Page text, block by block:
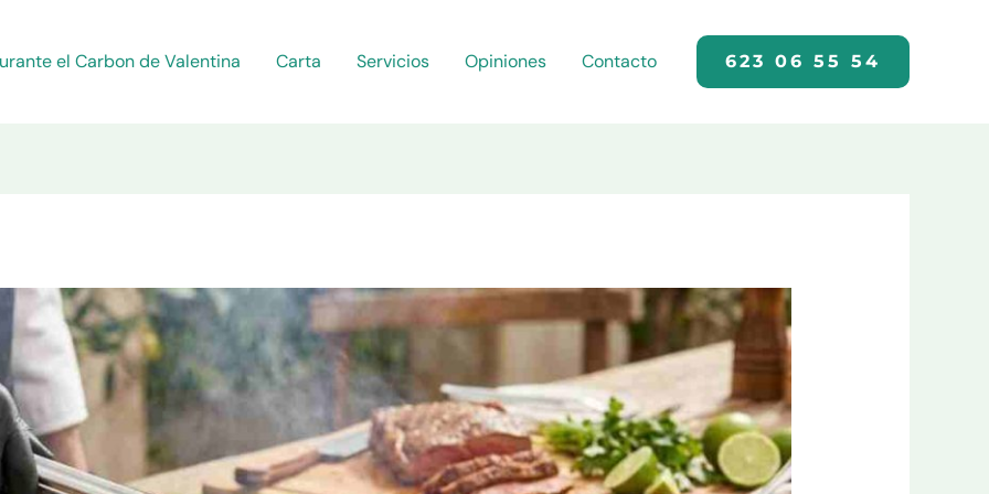
el Carbon de Valentina Carta Servicios Opiniones Contacto 623 06 55 54